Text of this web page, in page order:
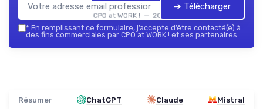
CPO at WORK ! — 2026
➔ Télécharger
* En remplissant ce formulaire, j’accepte d’être contacté(e) à
des fins commerciales par CPO at WORK ! et ses partenaires.
Résumer ChatGPT Claude Mistral